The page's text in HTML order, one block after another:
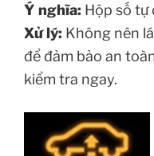
Ý nghĩa: Hộp số tự
Xử lý: Không nên
để đảm bảo an
kiểm tra ngay.